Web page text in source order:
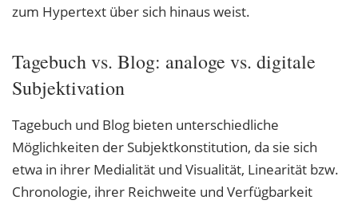
zum Hypertext über sich hinaus weist.
Tagebuch vs. Blog: analoge vs. digitale
Subjektivation
Tagebuch und Blog bieten unterschiedliche
Möglichkeiten der Subjektkonstitution, da sie sich
etwa in ihrer Medialität und Visualität, Linearität bzw.
Chronologie, ihrer Reichweite und Verfügbarkeit